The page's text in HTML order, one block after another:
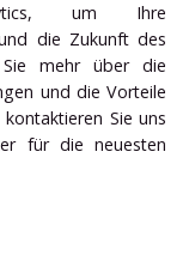
um Ihre
die Zukunft des
Sie mehr über die
und die Vorteile
Sie uns
für die neuesten